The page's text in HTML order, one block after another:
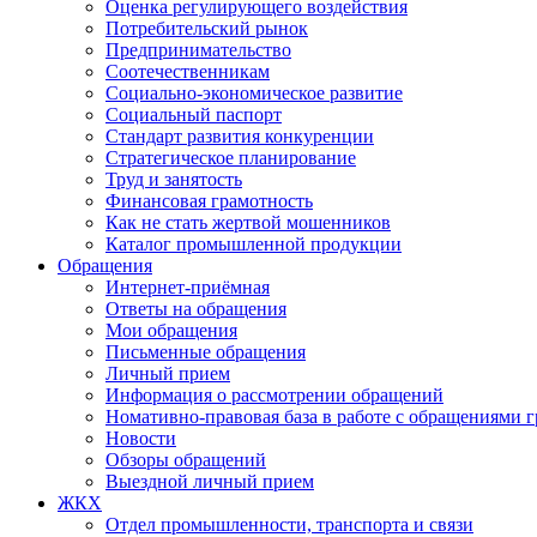
Оценка регулирующего воздействия
Потребительский рынок
Предпринимательство
Соотечественникам
Социально-экономическое развитие
Социальный паспорт
Стандарт развития конкуренции
Стратегическое планирование
Труд и занятость
Финансовая грамотность
Как не стать жертвой мошенников
Каталог промышленной продукции
Обращения
Интернет-приёмная
Ответы на обращения
Мои обращения
Письменные обращения
Личный прием
Информация о рассмотрении обращений
Номативно-правовая база в работе с обращениями
Новости
Обзоры обращений
Выездной личный прием
ЖКХ
Отдел промышленности, транспорта и связи